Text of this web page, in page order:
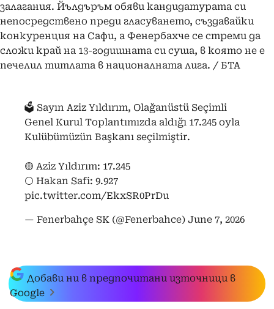
залагания. Йълдъръм обяви кандидатурата си
непосредствено преди гласуването, създавайки
конкуренция на Сафи, а Фенербахче се стреми да
сложи край на 13-годишната си суша, в която не е
печелил титлата в националната лига. / БТА
🗳️ Sayın Aziz Yıldırım, Olağanüstü Seçimli
Genel Kurul Toplantımızda aldığı 17.245 oyla
Kulübümüzün Başkanı seçilmiştir.
🟡 Aziz Yıldırım: 17.245
⚪️ Hakan Safi: 9.927
pic.twitter.com/EkxSR0PrDu
— Fenerbahçe SK (@Fenerbahce) June 7, 2026
Добави ни в предпочитани източници в
Google